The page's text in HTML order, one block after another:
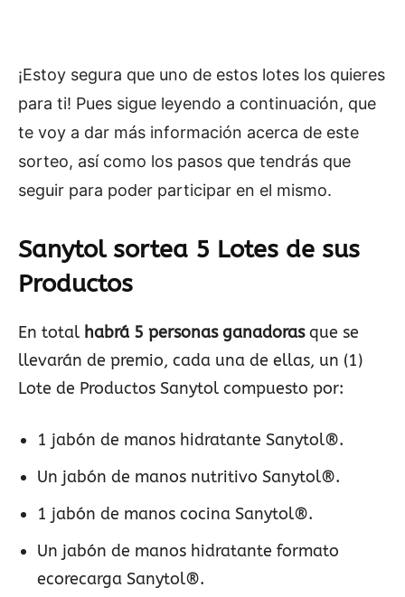
¡Estoy segura que uno de estos lotes los quieres
para ti! Pues sigue leyendo a continuación, que
te voy a dar más información acerca de este
sorteo, así como los pasos que tendrás que
seguir para poder participar en el mismo.
Sanytol sortea 5 Lotes de sus
Productos
En total habrá 5 personas ganadorasque se
llevarán de premio, cada una de ellas, un (1)
Lote de Productos Sanytol compuesto por:
1 jabón de manos hidratante Sanytol®.
Un jabón de manos nutritivo Sanytol®.
1 jabón de manos cocina Sanytol®.
Un jabón de manos hidratante formato
ecorecarga Sanytol®.